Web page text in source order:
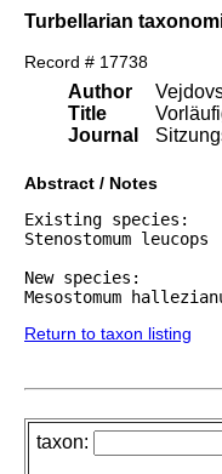
Turbellarian
Record # 17738
Author
Title
Journal
Abstract / Notes
Existing species:
Stenostomum leucops
New species:
Mesostomum
Return to taxon listing
taxon: